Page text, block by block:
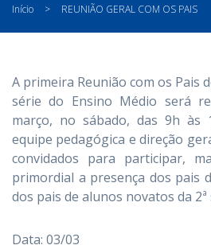
Início > REUNIÃO GERAL COM OS PAIS
A primeira Reunião com os Pais
série do Ensino Médio será
março, no sábado, das 9h às
equipe pedagógica e direção
convidados para participar,
primordial a presença dos pais
dos pais de alunos novatos da 2ª
Data: 03/03